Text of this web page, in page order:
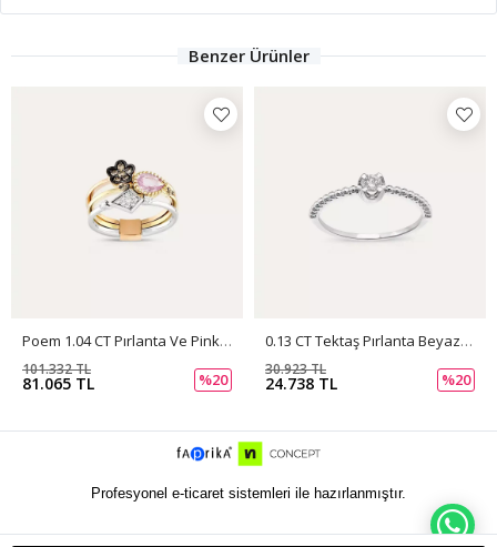
Benzer Ürünler
Poem 1.04 CT Pırlanta Ve Pink Safir Taşlı Yüzük
81.065 TL
101.332 TL
%20
0.13 CT Tektaş Pırlanta Beyaz Altın Yüzük
24.738 TL
30.923 TL
%20
Profesyonel e-ticaret sistemleri ile hazırlanmıştır.